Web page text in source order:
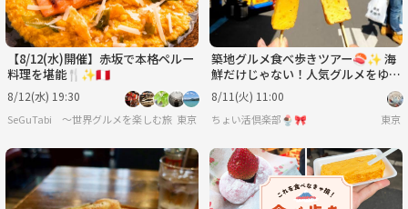
【8/12(水)開催】赤坂で本格ペルー
料理を堪能🍴✨🇵🇪
8/12(水) 19:30
SeGuTabi 〜世界グルメを楽しむ旅 in Tokyo〜
東京
築地グルメ食べ歩きツアー🍣✨ 海
鮮だけじゃない！人気グルメをゆる
っと満喫
8/11(火) 11:00
ちょい活倶楽部🍨🎀 東京